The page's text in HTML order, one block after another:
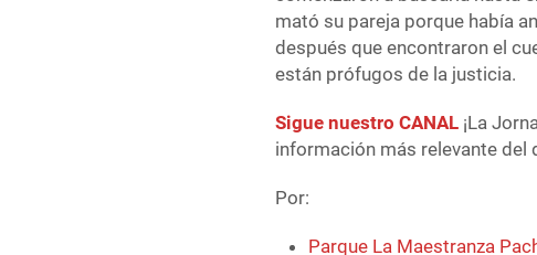
mató su pareja porque había
después que encontraron el
están prófugos de la justicia.
Sigue nuestro CANAL ¡La
información más relevante del
Por:
Parque La Maestranza